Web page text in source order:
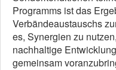
Programms ist das
Verbändeaustauschs
es, Synergien zu
nachhaltige
gemeinsam